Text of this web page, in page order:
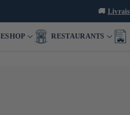
ESHOP RESTAURANTS